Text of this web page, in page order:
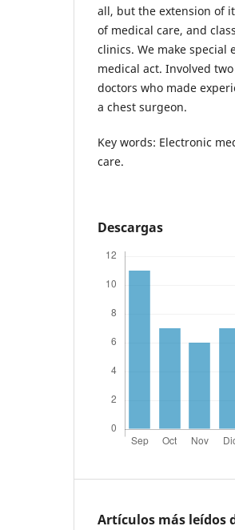
all, but the extension of
of medical care, and
clinics. We make
medical act. Involved
doctors who made
a chest surgeon.
Key words: Electronic
care.
Descargas
Artículos más leídos